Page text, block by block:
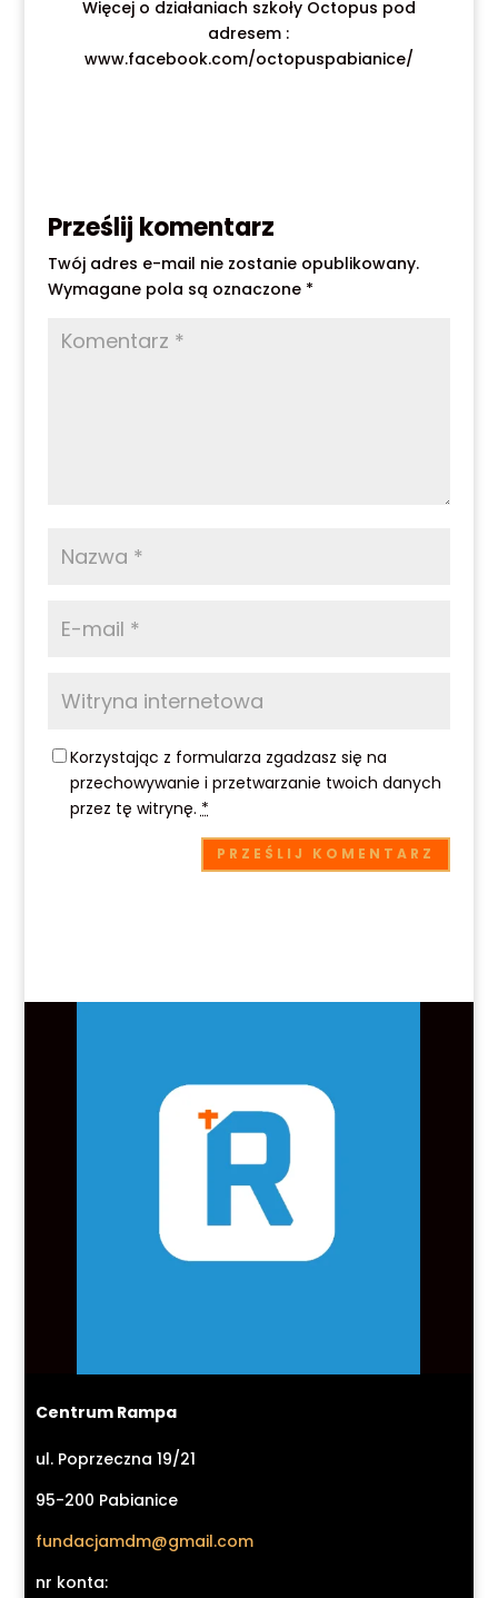
Więcej o działaniach szkoły Octopus pod
adresem :
www.facebook.com/octopuspabianice/
Prześlij komentarz
Twój adres e-mail nie zostanie opublikowany.
Wymagane pola są oznaczone *
Korzystając z formularza zgadzasz się na
przechowywanie i przetwarzanie twoich danych
przez tę witrynę. *
Centrum Rampa
ul. Poprzeczna 19/21
95-200 Pabianice
fundacjamdm@gmail.com
nr konta: